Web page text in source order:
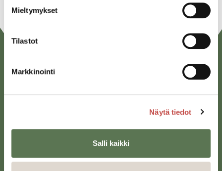
Mieltymykset
Tilastot
Markkinointi
Näytä tiedot
Salli kaikki
43100 Saarijärvi